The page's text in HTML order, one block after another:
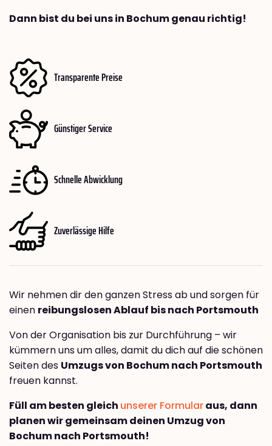
Dann bist du bei uns in Bochum genau richtig!
Transparente Preise
Günstiger Service
Schnelle Abwicklung
Zuverlässige Hilfe
Wir nehmen dir den ganzen Stress ab und sorgen für
einen reibungslosen Ablauf bis nach Portsmouth
Von der Organisation bis zur Durchführung – wir
kümmern uns um alles, damit du dich auf die schönen
Seiten des Umzugs von Bochum nach Portsmouth
freuen kannst.
Füll am besten gleich unserer Formularaus, dann
planen wir gemeinsam deinen Umzug von
Bochum nach Portsmouth!